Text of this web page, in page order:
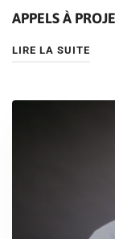
APPELS À
LIRE LA SUITE